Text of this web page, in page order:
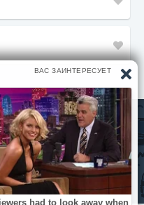
По любым вопросам